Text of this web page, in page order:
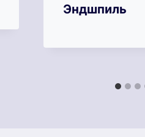
Эндшпиль